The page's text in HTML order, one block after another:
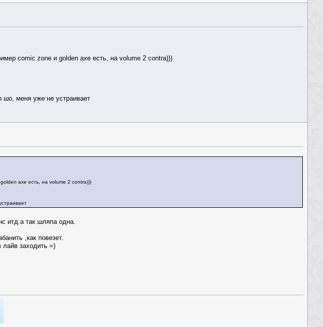
comic zone и golden axe есть, на volume 2 contra)))
шо, меня уже не устраивает
axe есть, на volume 2 contra)))
итд.а так шляпа одна.
,как повезет.
заходить =)